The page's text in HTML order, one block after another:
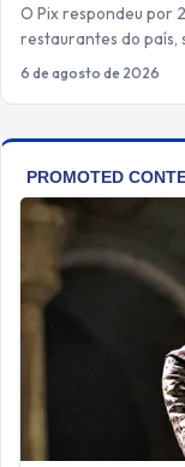
O Pix respondeu por
restaurantes do país,
6 de agosto de 2026